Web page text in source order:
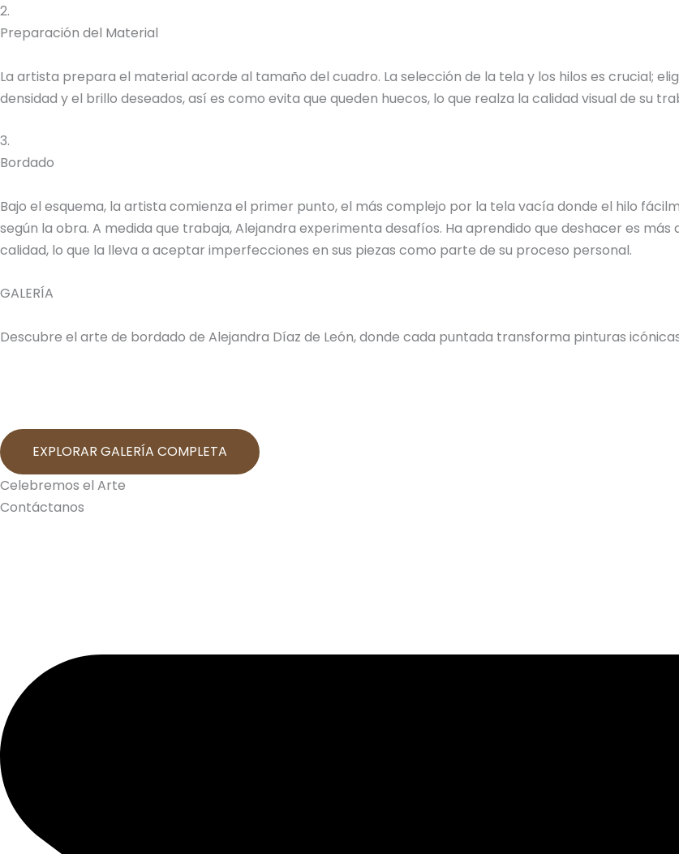
2.
Preparación del Material
La artista prepara el material acorde al tamaño del cuadro. La selección de la tela y los hilos es crucial;
densidad y el brillo deseados, así es como evita que queden huecos, lo que realza la calidad visual de su
3.
Bordado
Bajo el esquema, la artista comienza el primer punto, el más complejo por la tela vacía donde el hilo
según la obra. A medida que trabaja, Alejandra experimenta desafíos. Ha aprendido que deshacer es
calidad, lo que la lleva a aceptar imperfecciones en sus piezas como parte de su proceso personal.
GALERÍA
Descubre el arte de bordado de Alejandra Díaz de León, donde cada puntada transforma pinturas
EXPLORAR GALERÍA COMPLETA
Celebremos el Arte
Contáctanos